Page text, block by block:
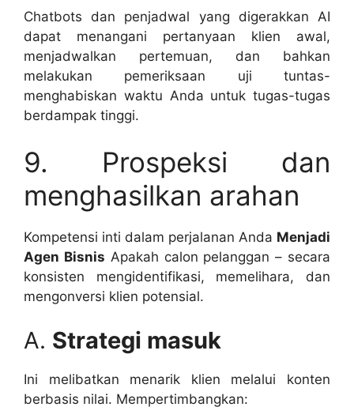
Chatbots dan penjadwal yang digerakkan AI
dapat menangani pertanyaan klien awal,
menjadwalkan pertemuan, dan bahkan
melakukan pemeriksaan uji tuntas-
menghabiskan waktu Anda untuk tugas-tugas
berdampak tinggi.
9. Prospeksi dan
menghasilkan arahan
Kompetensi inti dalam perjalanan Anda Menjadi
Agen Bisnis Apakah calon pelanggan – secara
konsisten mengidentifikasi, memelihara, dan
mengonversi klien potensial.
A. Strategi masuk
Ini melibatkan menarik klien melalui konten
berbasis nilai. Mempertimbangkan: